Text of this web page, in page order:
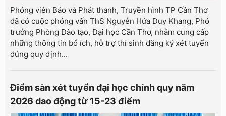
Phóng viên Báo và Phát thanh, Truyền hình TP Cần Thơ
đã có cuộc phỏng vấn ThS Nguyễn Hứa Duy Khang, Phó
trưởng Phòng Đào tạo, Đại học Cần Thơ, nhằm cung cấp
những thông tin bổ ích, hỗ trợ thí sinh đăng ký xét tuyển
đúng quy định...
Điểm sàn xét tuyển đại học chính quy năm
2026 dao động từ 15-23 điểm